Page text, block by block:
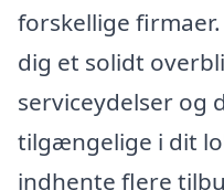
forskellige
dig et solidt
serviceydelser og
tilgængelige i dit
indhente flere